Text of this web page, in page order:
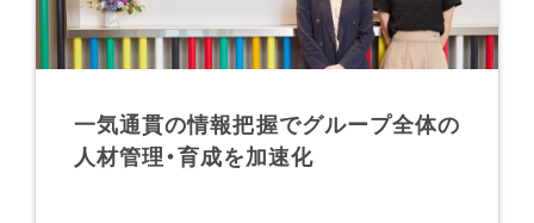
一気通貫の情報把握でグループ全体の
人材管理・育成を加速化